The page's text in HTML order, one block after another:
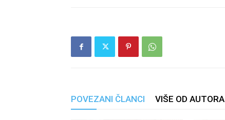
POVEZANI ČLANCI VIŠE OD AUTORA